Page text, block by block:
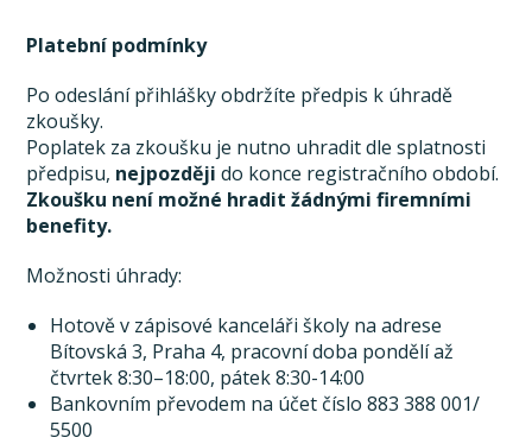
Platební podmínky
Po odeslání přihlášky obdržíte předpis k úhradě
zkoušky.
Poplatek za zkoušku je nutno uhradit dle splatnosti
předpisu, nejpozději do konce registračního období.
Zkoušku není možné hradit žádnými firemními
benefity.
Možnosti úhrady:
Hotově v zápisové kanceláři školy na adrese
Bítovská 3, Praha 4, pracovní doba pondělí až
čtvrtek 8:30–18:00, pátek 8:30-14:00
Bankovním převodem na účet číslo 883 388 001/
5500